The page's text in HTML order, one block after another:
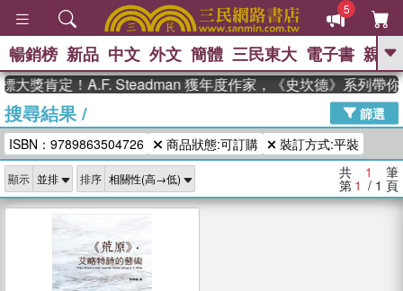
5
GO
高希均教授回憶錄
、 The Odyssey 、 父親節 、 如果歷
史是一群喵 、 暑期推薦 、 國際布克
獎 臺灣漫遊錄 、 方念華 、 台灣的李
登輝時代
數學女孩：黎曼猜想 、
偉大的迷走神經
暢銷榜 新品 中文 外文 簡體 三民東大 電子書 親子
大獎肯定！A.F. Steadman 獲年度作家，《史坎德》系列帶你
搜尋結果/
篩選
ISBN：9789863504726
商品狀態:可訂購 裝訂方式:平裝
顯示 排序 共 1 筆
第 1 / 1 頁